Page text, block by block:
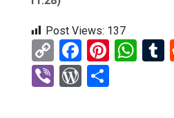
Post Views: 137
C
o
py
F
a
ce
Pi W
Vi W